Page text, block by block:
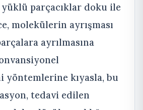
parçacıklar doku ile
molekülerin ayrışması
ayrılmasına
yöntemlerine kıyasla, bu
tedavi edilen